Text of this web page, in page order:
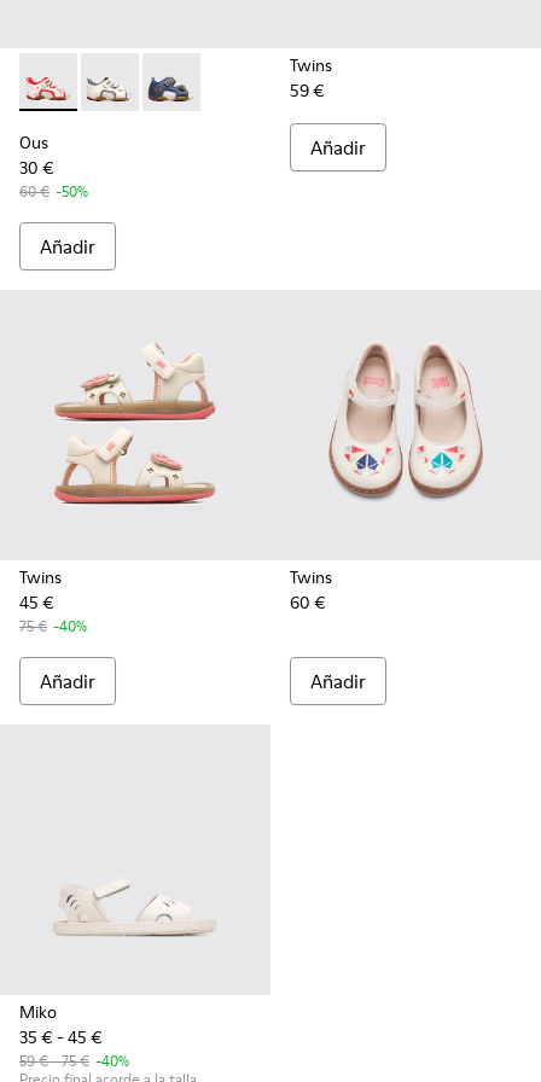
Ous - 80530-036 - Beige
Ous - 80530-031Ous - 80530-030
Ous
30 €
60 € -50%
Añadir
Twins
59 €
Añadir
Twins
45 €
75 € -40%
Añadir
Twins
60 €
Añadir
Miko
35 € - 45 €
59 € - 75 € -40%